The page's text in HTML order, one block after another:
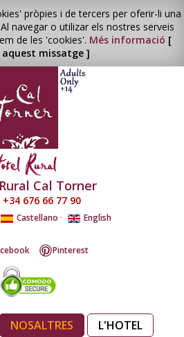
pròpies i de tercers per oferir-li una
navegar o utilizar els nostres serveis
de les 'cookies'. Més informació [
aquest missatge ]
Cal Torner
+34 676 66 77 90
Castellano · English
Pinterest
NOSALTRES
L'HOTEL